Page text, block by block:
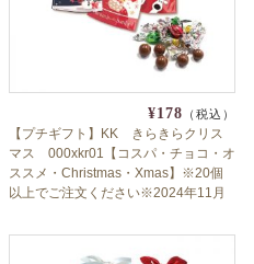
¥178 （税込）
【プチギフト】KK きらきらクリス
マス 000xkr01【コスパ・チョコ・オ
ススメ・Christmas・Xmas】※20個
以上でご注文ください※2024年11月